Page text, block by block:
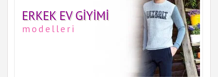
ERKEK EV GIYIMI
modelleri